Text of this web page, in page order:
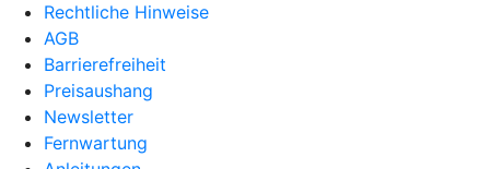
Rechtliche Hinweise
AGB
Barrierefreiheit
Preisaushang
Newsletter
Fernwartung